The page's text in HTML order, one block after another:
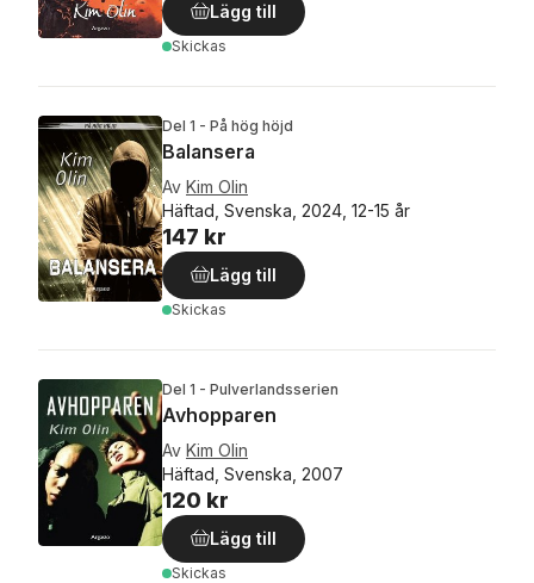
Lägg till
Skickas
Del 1 - På hög höjd
Balansera
Av Kim Olin
Häftad, Svenska, 2024, 12-15 år
147 kr
Lägg till
Skickas
Del 1 - Pulverlandsserien
Avhopparen
Av Kim Olin
Häftad, Svenska, 2007
120 kr
Lägg till
Skickas